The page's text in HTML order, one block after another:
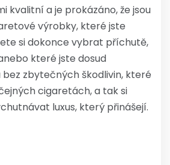
kvalitní a je prokázáno, že jsou
výrobky, které jste
si dokonce vybrat příchutě,
které jste dosud
bez zbytečných škodlivin, které
cigaretách, a tak si
luxus, který přinášejí.